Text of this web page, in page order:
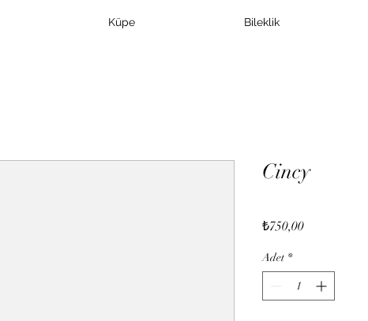
Küpe Bileklik
Cincy
₺750,00Fiyat
Adet *